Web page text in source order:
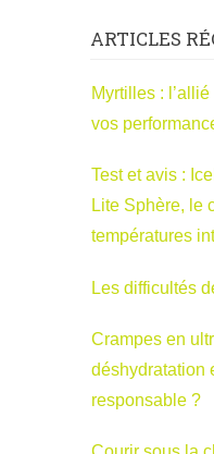
ARTICLES
Myrtilles :
vos
Test et avis :
Lite Sphère, le
températures
Les difficultés
Crampes en
déshydratation
responsable ?